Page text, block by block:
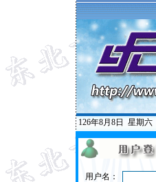
126年8月8日 星期六
用户名：